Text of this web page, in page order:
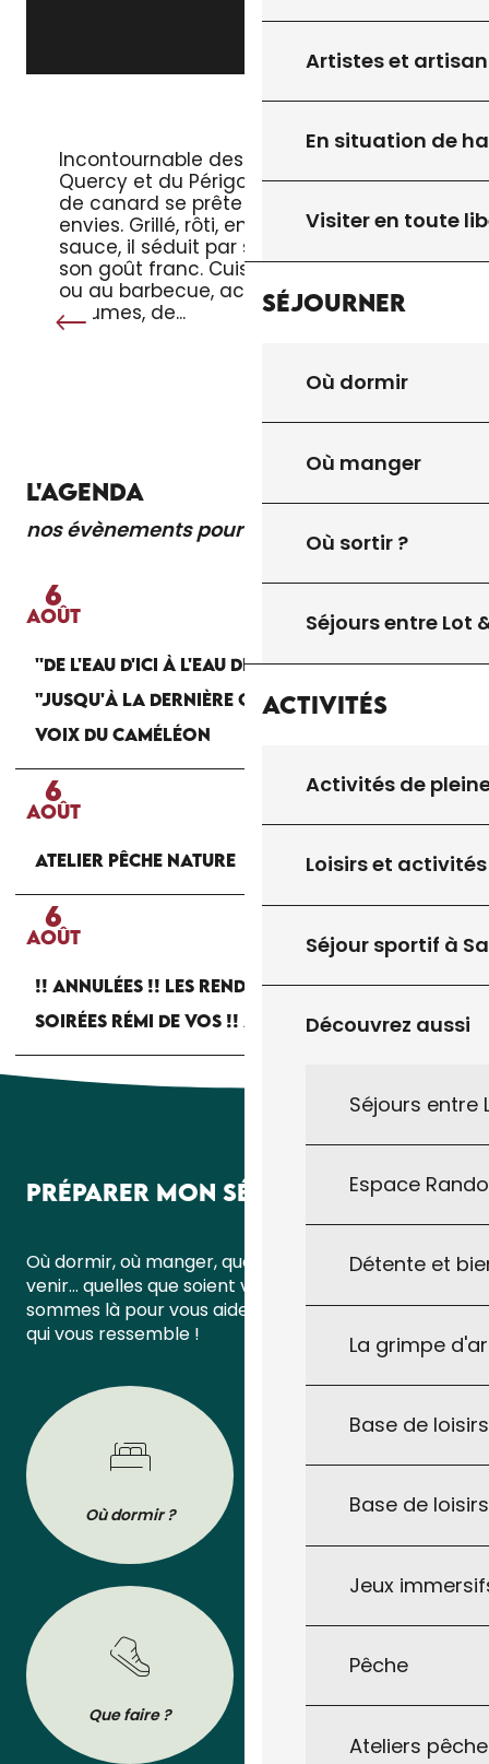
Artistes et
En situation de
Visiter en toute
Séjourner
Où dormir
Où manger
Où sortir ?
Séjours entre Lot
Activités
Activités de
Loisirs et activités
Séjour sportif à
Découvrez aussi
Séjours entre
Espace
Détente et
La grimpe
Base de
Base de
Jeux
Pêche
Ateliers
Incontournable des tables du
Quercy et du Périgord, le magret
de canard se prête à toutes les
envies. Grillé, rôti, en salade ou en
sauce, il séduit par sa tendreté et
son goût franc. Cuisiné à la poêle
ou au barbecue, accompagné de
légumes, de...
L'AGENDA
nos évènements pour vous
Lire la suite
6
AOÛT
''DE L'EAU D'ICI À L'EAU DE LÀ'' : THÉÂTRE
"JUSQU'À LA DERNIÈRE GOUTTE" PAR LA CIE LES
VOIX DU CAMÉLÉON
6
AOÛT
ATELIER PÊCHE NATURE
6
AOÛT
!! ANNULÉES !! LES RENDEZ-VOUS D'AYMARE :
SOIRÉES RÉMI DE VOS !! ANNULÉES !!
PRÉPARER MON SÉJOUR
Où dormir, où manger, quoi faire ou comment
venir… quelles que soient vos questions, nous
sommes là pour vous aider à organiser un séjour
qui vous ressemble !
Où dormir ? Où manger ?
Que faire ?
BROCHURES
Tout pour préparer votre séjour : les
brochures de l’Office de Tourisme à